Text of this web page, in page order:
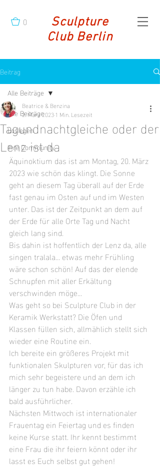
0
Sculpture
Club Berlin
Beitrag
Alle Beiträge
Loslegen
Ihre Community
Alle Beiträge
Tagundnachtgleiche oder der
Lenz ist da
Beatrice & Benzina
2. März 20231 Min. Lesezeit
Äquinoktium das ist am Montag, 20. März
2023 wie schön das klingt. Die Sonne
geht an diesem Tag überall auf der Erde
fast genau im Osten auf und im Westen
unter. Das ist der Zeitpunkt an dem auf
der Erde für alle Orte Tag und Nacht
gleich lang sind.
Bis dahin ist hoffentlich der Lenz da, alle
singen tralala... etwas mehr Frühling
wäre schon schön! Auf das der elende
Schnupfen mit aller Erkältung
verschwinden möge...
Was geht so bei Sculpture Club in der
Keramik Werkstatt? Die Öfen und
Klassen füllen sich, allmählich stellt sich
wieder eine Routine ein.
Ich bereite ein größeres Projekt mit
funktionalen Skulpturen vor, für das ich
mich sehr begeistere und an dem ich
länger zu tun habe. Davon erzähle ich
bald ausführlicher.
Nächsten Mittwoch ist internationaler
Frauentag ein Feiertag und es finden
keine Kurse statt. Ihr kennt bestimmt
eine Frau die ihr feiern könnt oder ihr
lasst es Euch selbst gut gehen!